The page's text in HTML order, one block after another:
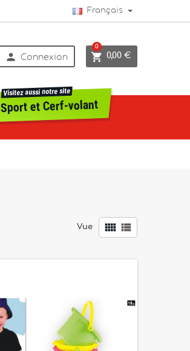
Français
 Connexion  0,00 €
0
Sport et Cerf-volant
Visitez aussi notre site
Vue  